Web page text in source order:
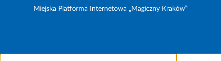
Miejska Platforma Internetowa „Magiczny Kraków”